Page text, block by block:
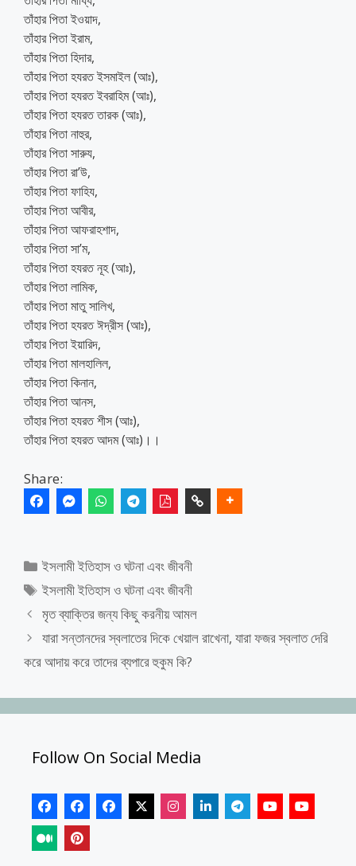
তাঁহার পিতা ইওয়াদ,
তাঁহার পিতা ইরাম,
তাঁহার পিতা হিদার,
তাঁহার পিতা হযরত ইসমাইল (আঃ),
তাঁহার পিতা হযরত ইবরাহিম (আঃ),
তাঁহার পিতা হযরত তারক (আঃ),
তাঁহার পিতা নাহুর,
তাঁহার পিতা সারুয,
তাঁহার পিতা রা’উ,
তাঁহার পিতা ফাহিয,
তাঁহার পিতা আবীর,
তাঁহার পিতা আফরাহশাদ,
তাঁহার পিতা সা’ম,
তাঁহার পিতা হযরত নূহ (আঃ),
তাঁহার পিতা লামিক,
তাঁহার পিতা মাতু সালিখ,
তাঁহার পিতা হযরত ঈদ্রীস (আঃ),
তাঁহার পিতা ইয়ারিদ,
তাঁহার পিতা মালহালিল,
তাঁহার পিতা কিনান,
তাঁহার পিতা আনস,
তাঁহার পিতা হযরত শীস (আঃ),
তাঁহার পিতা হযরত আদম (আঃ)।।
Share:
Categories
ইসলামী ইতিহাস ও ঘটনা এবং জীবনী
Tags
ইসলামী ইতিহাস ও ঘটনা এবং জীবনী
মৃত ব্যাক্তির জন্য কিছু করনীয় আমল
যারা সন্তানদের স্বলাতের দিকে খেয়াল রাখেনা, যারা ফজর স্বলাত দেরি
করে আদায় করে তাদের ব্যপারে হুকুম কি?
Follow On Social Media